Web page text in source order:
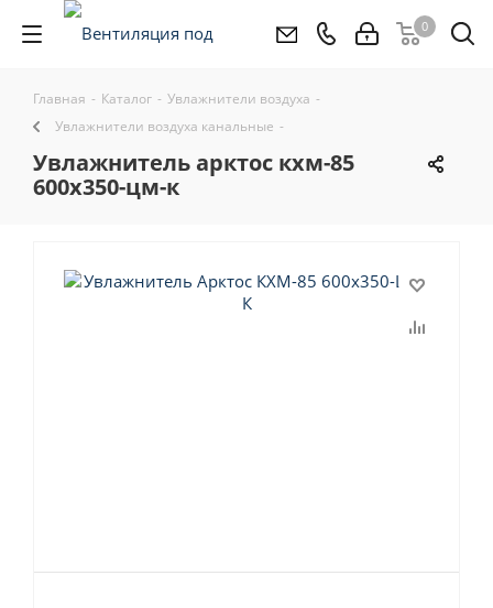
0
Главная - Каталог - Увлажнители воздуха -
Увлажнители воздуха канальные -
увлажнитель арктос кхм-85
600x350-цм-к